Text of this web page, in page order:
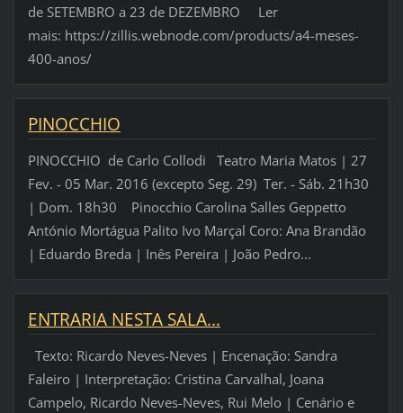
de SETEMBRO a 23 de DEZEMBRO Ler
mais: https://zillis.webnode.com/products/a4-meses-
400-anos/
PINOCCHIO
PINOCCHIO de Carlo Collodi Teatro Maria Matos | 27
Fev. - 05 Mar. 2016 (excepto Seg. 29) Ter. - Sáb. 21h30
| Dom. 18h30 Pinocchio Carolina Salles Geppetto
António Mortágua Palito Ivo Marçal Coro: Ana Brandão
| Eduardo Breda | Inês Pereira | João Pedro...
ENTRARIA NESTA SALA...
Texto: Ricardo Neves-Neves | Encenação: Sandra
Faleiro | Interpretação: Cristina Carvalhal, Joana
Campelo, Ricardo Neves-Neves, Rui Melo | Cenário e